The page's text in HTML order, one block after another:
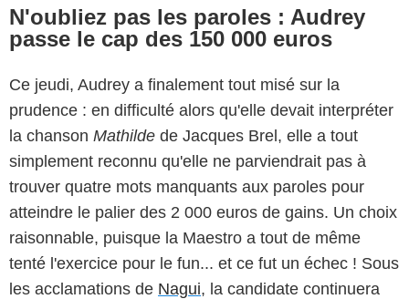
N'oubliez pas les paroles : Audrey
passe le cap des 150 000 euros
Ce jeudi, Audrey a finalement tout misé sur la
prudence : en difficulté alors qu'elle devait interpréter
la chanson Mathilde de Jacques Brel, elle a tout
simplement reconnu qu'elle ne parviendrait pas à
trouver quatre mots manquants aux paroles pour
atteindre le palier des 2 000 euros de gains. Un choix
raisonnable, puisque la Maestro a tout de même
tenté l'exercice pour le fun... et ce fut un échec ! Sous
les acclamations de Nagui, la candidate continuera